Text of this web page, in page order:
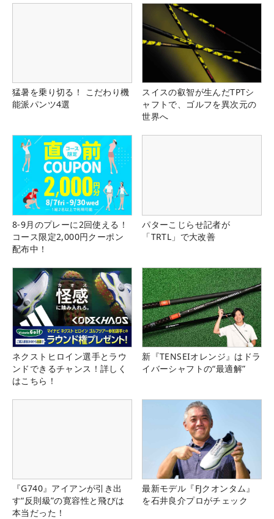
猛暑を乗り切る！ こだわり機
能派パンツ4選
スイスの叡智が生んだTPTシ
ャフトで、ゴルフを異次元の
世界へ
8-9月のプレーに2回使える！
コース限定2,000円クーポン
配布中！
パターこじらせ記者が
「TRTL」で大改善
ネクストヒロイン選手とラウ
ンドできるチャンス！詳しく
はこちら！
新『TENSEIオレンジ』はドラ
イバーシャフトの“最適解”
『G740』アイアンが引き出
す“反則級”の寛容性と飛びは
本当だった！
最新モデル『FJクオンタム』
を石井良介プロがチェック